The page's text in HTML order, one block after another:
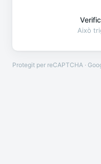
Això
Protegit per reCAPTCHA ·